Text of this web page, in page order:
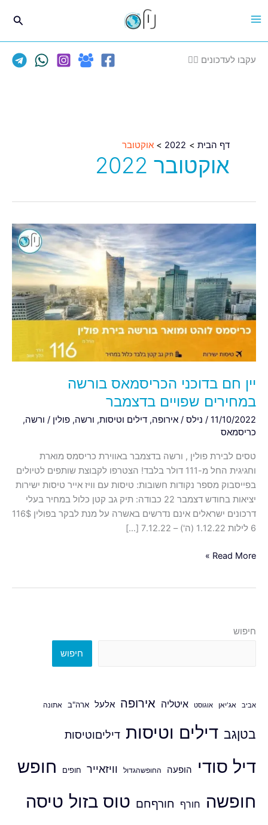
לתוכן
עקבו לעדכונים 👈🏽
דף הבית 2022 אוקטובר
אוקטובר 2022
יין חם בדוכני הכריסמאס בורשה
במחירים שפויים בדצמבר
11/10/2022
/ נילס / אירופה, דילים וטיסות, ורשה, פולין / ורשה,
כריסמאס
טסים לבירת פולין , ורשה בדצמבר באווירת כריסמס מוארת
וחגיגית החל מ-111 דולר בלבד! הצטרפו לקבוצת שותפים לטיולים
בפייסבוק מספר נקודות חשובות: טיסות עם וויז אייר טיסות ישירות
יציאות בחודש דצמבר 22 כבודה: תיק גב קטן כלול במחיר בעלי
דרכונים ישראלים אינם נדרשים באשרה על מנת לבקר בפולין 116$
6 לילות 1.12.22 (ה') – 7.12.22 […]
חם
בדוכני
הכריסמאס
בורשה
במחירים
שפויים
בדצמבר
Read More »
חיפוש
חיפוש
אביב אג'יאן אוגוסט איטליה אירופה אלעל ארה"ב אתונה
בטןגב דילים וטיסות דיליםוטיסות
דיל סודי הופעה החופשהגדול וויזאייר חופים
חופש
חופשה חורף חורףחם טוס בזול טיסה